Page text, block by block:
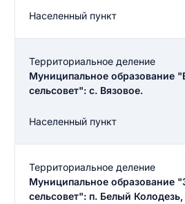
Населенный пункт
Территориальное деление
Муниципальное образование
сельсовет": с. Вязовое.
Населенный пункт
Территориальное деление
Муниципальное образование
сельсовет": п. Белый
Введите свое имя
Введите свой e-mail
Введите свое имя
Введите свой номер